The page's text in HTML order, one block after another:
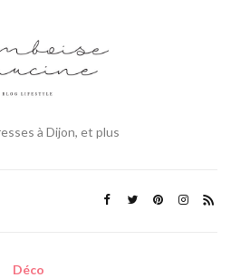
à Dijon, et plus
Déco